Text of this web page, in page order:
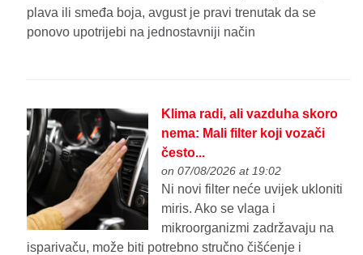
plava ili smeđa boja, avgust je pravi trenutak da se
ponovo upotrijebi na jednostavniji način
Klima radi, ali vazduha skoro
nema: Mali filter koji vozači
često...
on 07/08/2026 at 19:02
Ni novi filter neće uvijek ukloniti
miris. Ako se vlaga i
mikroorganizmi zadržavaju na
isparivaču, može biti potrebno stručno čišćenje i